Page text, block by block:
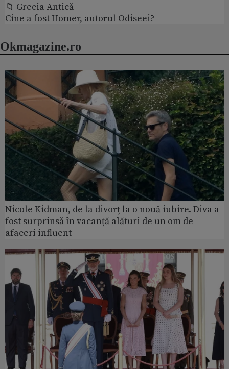
📁 Grecia Antică
Cine a fost Homer, autorul Odiseei?
Okmagazine.ro
Nicole Kidman, de la divorț la o nouă iubire. Diva a
fost surprinsă în vacanță alături de un om de
afaceri influent